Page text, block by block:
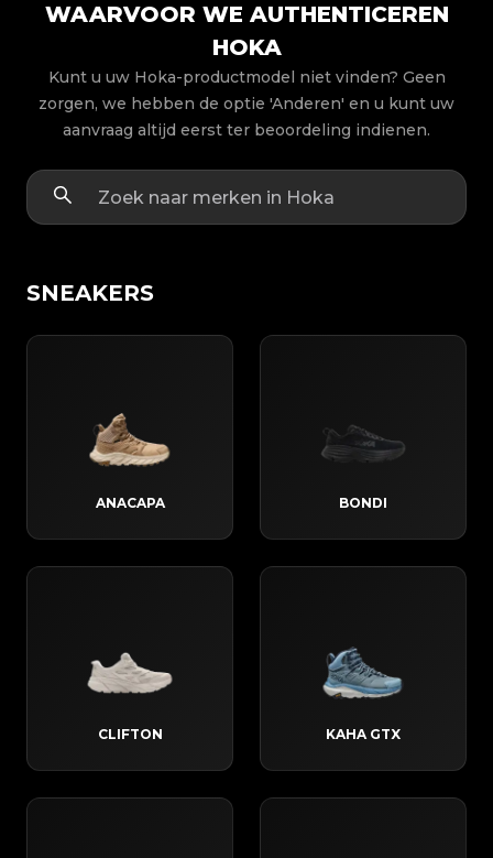
WAARVOOR WE AUTHENTICEREN
HOKA
Kunt u uw Hoka-productmodel niet vinden? Geen
zorgen, we hebben de optie 'Anderen' en u kunt uw
aanvraag altijd eerst ter beoordeling indienen.
SNEAKERS
ANACAPA BONDI
CLIFTON KAHA GTX